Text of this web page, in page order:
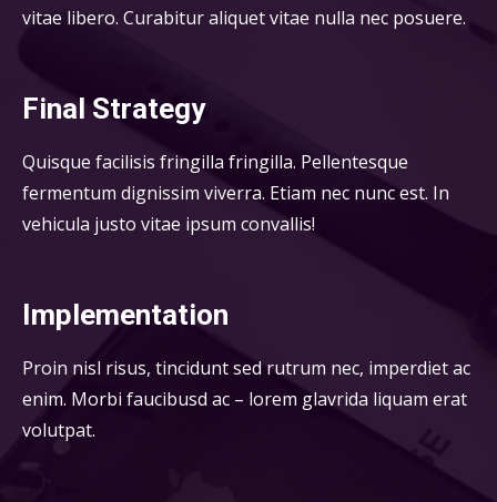
vitae libero. Curabitur aliquet vitae nulla nec posuere.
Final Strategy
Quisque facilisis fringilla fringilla. Pellentesque
fermentum dignissim viverra. Etiam nec nunc est. In
vehicula justo vitae ipsum convallis!
Implementation
Proin nisl risus, tincidunt sed rutrum nec, imperdiet ac
enim. Morbi faucibusd ac – lorem glavrida liquam erat
volutpat.